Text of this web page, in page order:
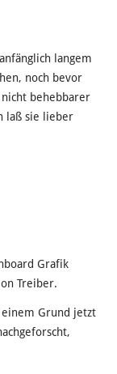
langem
noch bevor
nicht behebbarer
laß sie lieber
Grafik
Treiber.
Grund jetzt